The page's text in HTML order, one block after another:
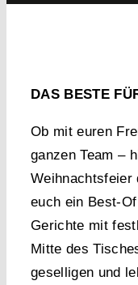
DAS BESTE
Ob mit euren
ganzen Team –
euch ein Best-
Gerichte mit
Mitte des
geselligen und